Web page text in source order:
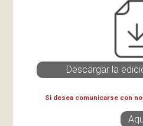
Descargar la
Si desea comunicarse con